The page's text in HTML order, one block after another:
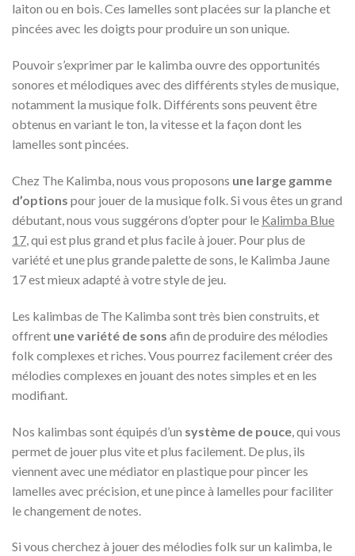
laiton ou en bois. Ces lamelles sont placées sur la planche et
pincées avec les doigts pour produire un son unique.
Pouvoir s’exprimer par le kalimba ouvre des opportunités
sonores et mélodiques avec des différents styles de musique,
notamment la musique folk. Différents sons peuvent être
obtenus en variant le ton, la vitesse et la façon dont les
lamelles sont pincées.
Chez The Kalimba, nous vous proposons une large gamme
d’options pour jouer de la musique folk. Si vous êtes un grand
débutant, nous vous suggérons d’opter pour le Kalimba Blue
17, qui est plus grand et plus facile à jouer. Pour plus de
variété et une plus grande palette de sons, le Kalimba Jaune
17 est mieux adapté à votre style de jeu.
Les kalimbas de The Kalimba sont très bien construits, et
offrent une variété de sons afin de produire des mélodies
folk complexes et riches. Vous pourrez facilement créer des
mélodies complexes en jouant des notes simples et en les
modifiant.
Nos kalimbas sont équipés d’un système de pouce , qui vous
permet de jouer plus vite et plus facilement. De plus, ils
viennent avec une médiator en plastique pour pincer les
lamelles avec précision, et une pince à lamelles pour faciliter
le changement de notes.
Si vous cherchez à jouer des mélodies folk sur un kalimba, le